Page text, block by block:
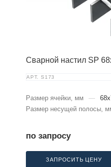
Сварной настил SP
АРТ. S173
Размер ячейки, мм —
Размер несущей полосы,
по запросу
ЗАПРОСИТЬ ЦЕНУ